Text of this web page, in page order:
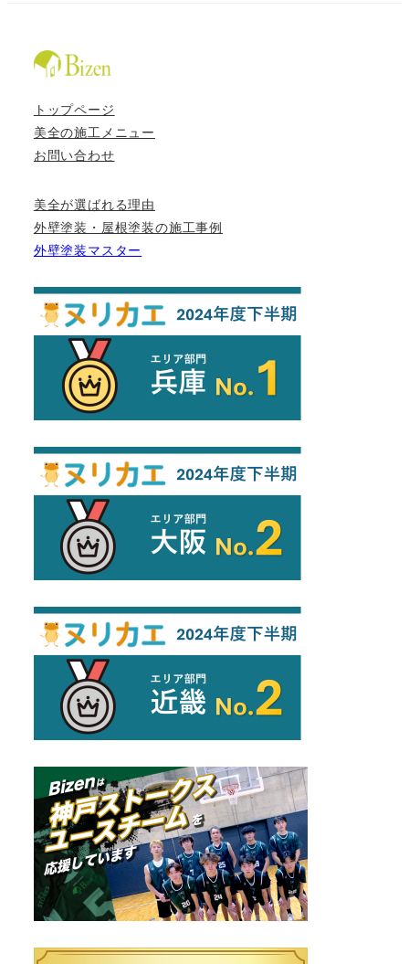
トップページ
美全の施工メニュー
お問い合わせ
美全が選ばれる理由
外壁塗装・屋根塗装の施工事例
外壁塗装マスター